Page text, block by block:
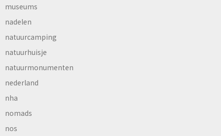
museums
nadelen
natuurcamping
natuurhuisje
natuurmonumenten
nederland
nha
nomads
nos